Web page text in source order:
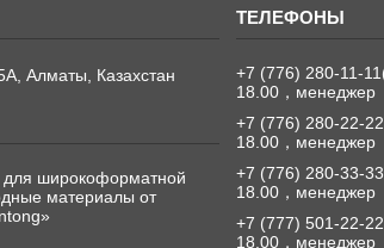
Алматы, Казахстан
широкоформатной
материалы от
+7 (776) 280-11-11
18.00，менеджер
+7 (776) 280-22-22
18.00，менеджер
+7 (776) 280-33-33
18.00，менеджер
+7 (777) 501-22-22
18.00，менеджер